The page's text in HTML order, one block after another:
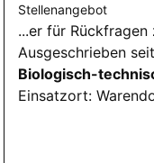
Stellenangebot
...er für
Ausgeschrieben
Biologisch-
Einsatzort: